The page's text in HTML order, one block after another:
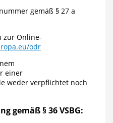
gemäß § 27 a
zur Online-
odr
einer
weder verpflichtet noch
gemäß § 36 VSBG: